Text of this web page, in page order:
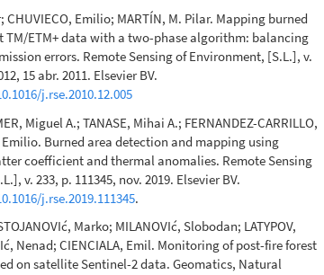
CHUVIECO, Emilio; MARTÍN, M. Pilar. Mapping burned
TM/ETM+ data with a two-phase algorithm: balancing
errors. Remote Sensing of Environment, [S.L.], v.
15 abr. 2011. Elsevier BV.
j.rse.2010.12.005
Miguel A.; TANASE, Mihai A.; FERNANDEZ-CARRILLO,
Emilio. Burned area detection and mapping using
coefficient and thermal anomalies. Remote Sensing
v. 233, p. 111345, nov. 2019. Elsevier BV.
j.rse.2019.111345.
Marko; MILANOVIć, Slobodan; LATYPOV,
Nenad; CIENCIALA, Emil. Monitoring of post-fire forest
on satellite Sentinel-2 data. Geomatics, Natural